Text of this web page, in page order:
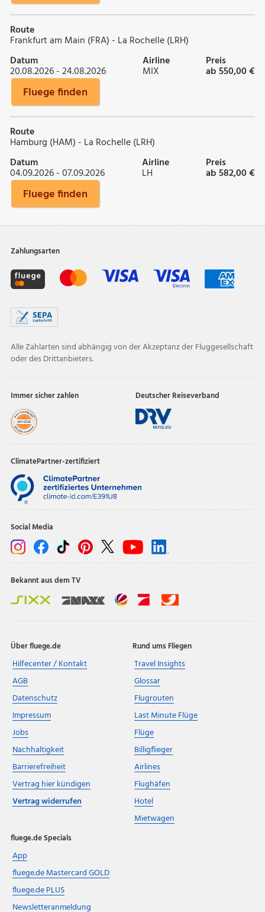
Route
Frankfurt am Main (FRA) - La Rochelle (LRH)
Datum
20.08.2026 - 24.08.2026
Airline
MIX
Preis
ab 550,00 €
Fluege finden
Route
Hamburg (HAM) - La Rochelle (LRH)
Datum
04.09.2026 - 07.09.2026
Airline
LH
Preis
ab 582,00 €
Fluege finden